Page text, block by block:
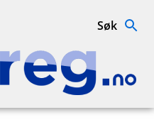
Interreg.no
Søk